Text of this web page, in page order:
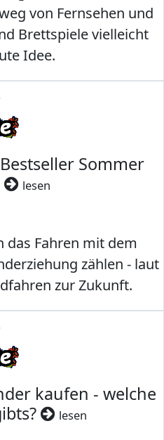
von Fernsehen und
Brettspiele vielleicht
Idee.
Sommer
lesen
das Fahren mit dem
zählen - laut
zur Zukunft.
kaufen - welche
lesen